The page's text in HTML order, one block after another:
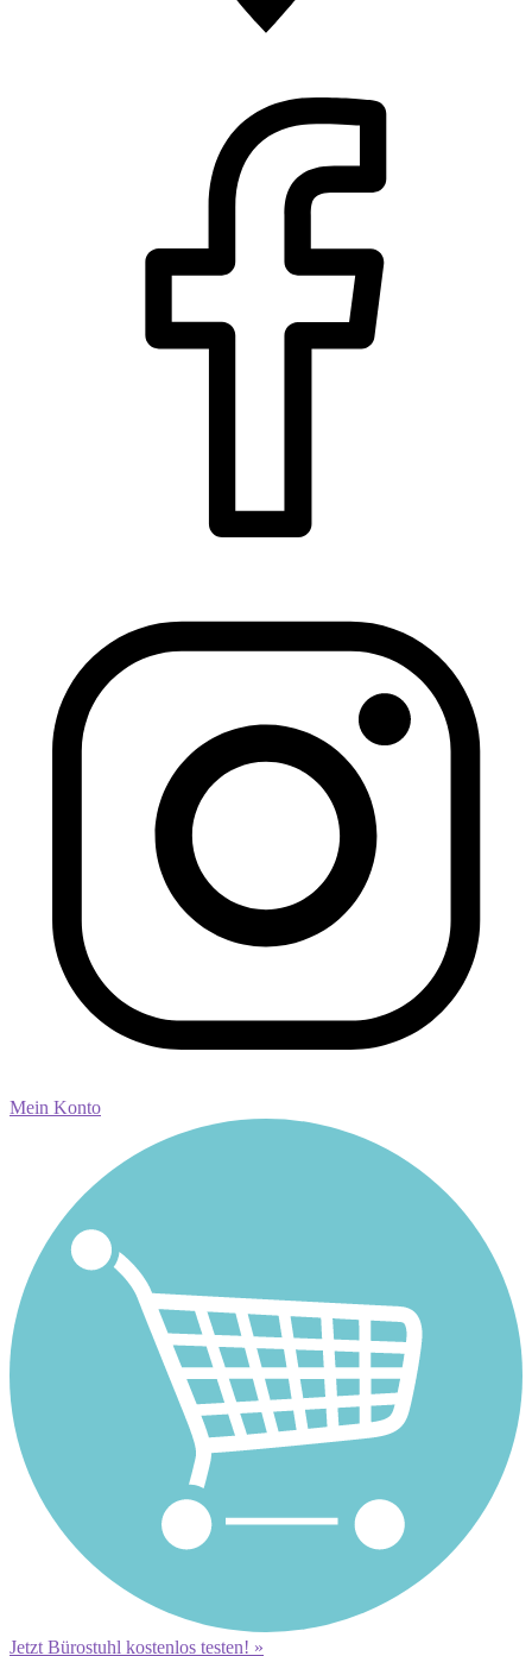
Mein Konto
Jetzt Bürostuhl kostenlos testen! »